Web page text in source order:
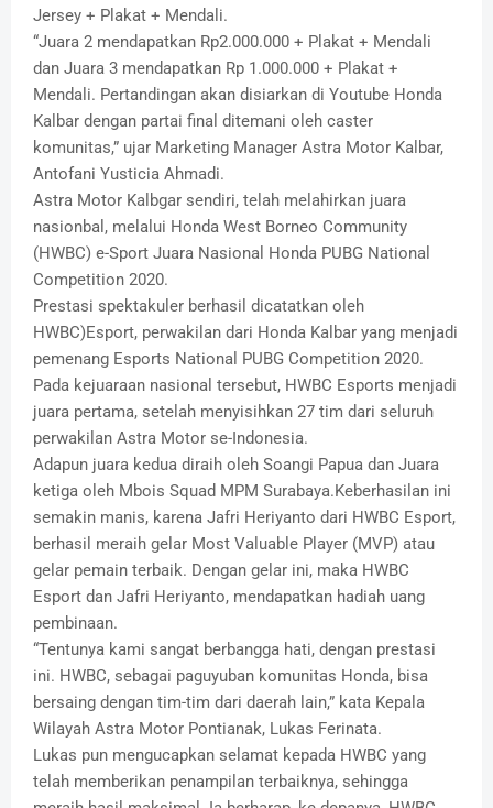
Jersey + Plakat + Mendali.
“Juara 2 mendapatkan Rp2.000.000 + Plakat + Mendali
dan Juara 3 mendapatkan Rp 1.000.000 + Plakat +
Mendali. Pertandingan akan disiarkan di Youtube Honda
Kalbar dengan partai final ditemani oleh caster
komunitas,” ujar Marketing Manager Astra Motor Kalbar,
Antofani Yusticia Ahmadi.
Astra Motor Kalbgar sendiri, telah melahirkan juara
nasionbal, melalui Honda West Borneo Community
(HWBC) e-Sport Juara Nasional Honda PUBG National
Competition 2020.
Prestasi spektakuler berhasil dicatatkan oleh
HWBC)Esport, perwakilan dari Honda Kalbar yang menjadi
pemenang Esports National PUBG Competition 2020.
Pada kejuaraan nasional tersebut, HWBC Esports menjadi
juara pertama, setelah menyisihkan 27 tim dari seluruh
perwakilan Astra Motor se-Indonesia.
Adapun juara kedua diraih oleh Soangi Papua dan Juara
ketiga oleh Mbois Squad MPM Surabaya.Keberhasilan ini
semakin manis, karena Jafri Heriyanto dari HWBC Esport,
berhasil meraih gelar Most Valuable Player (MVP) atau
gelar pemain terbaik. Dengan gelar ini, maka HWBC
Esport dan Jafri Heriyanto, mendapatkan hadiah uang
pembinaan.
“Tentunya kami sangat berbangga hati, dengan prestasi
ini. HWBC, sebagai paguyuban komunitas Honda, bisa
bersaing dengan tim-tim dari daerah lain,” kata Kepala
Wilayah Astra Motor Pontianak, Lukas Ferinata.
Lukas pun mengucapkan selamat kepada HWBC yang
telah memberikan penampilan terbaiknya, sehingga